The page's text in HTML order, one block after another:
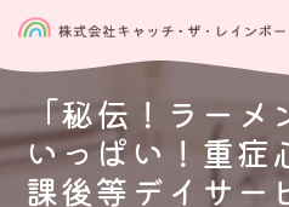
「秘伝！ラー
いっぱい！重症
課後等デイサー